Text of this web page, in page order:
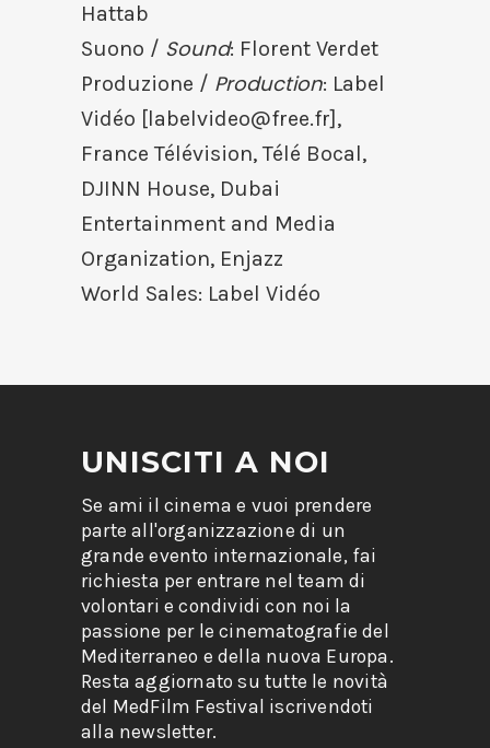
Hattab
Suono / Sound: Florent Verdet
Produzione / Production: Label
Vidéo [labelvideo@free.fr],
France Télévision, Télé Bocal,
DJINN House, Dubai
Entertainment and Media
Organization, Enjazz
World Sales: Label Vidéo
UNISCITI A NOI
Se ami il cinema e vuoi prendere
parte all'organizzazione di un
grande evento internazionale, fai
richiesta per entrare nel team di
volontari e condividi con noi la
passione per le cinematografie del
Mediterraneo e della nuova Europa.
Resta aggiornato su tutte le novità
del MedFilm Festival iscrivendoti
alla newsletter.